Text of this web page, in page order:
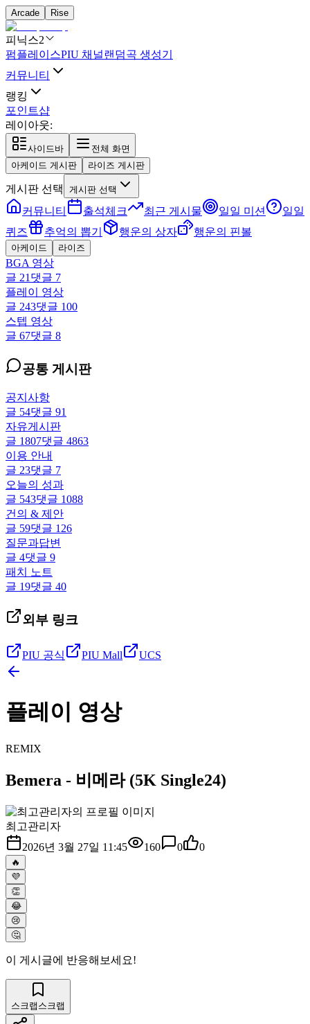
Arcade Rise
피닉스2
펌플레이스PIU 채널랜덤곡 생성기
커뮤니티
랭킹
포인트샵
레이아웃:
사이드바
전체 화면
아케이드 게시판
라이즈 게시판
게시판 선택 게시판 선택
커뮤니티 출석체크 최근 게시물 일일 미션
일일
퀴즈
추억의 뽑기 행운의 상자 행운의 핀볼
아케이드 라이즈
BGA 영상
글 21 댓글 7
플레이 영상
글 243댓글 100
스텝 영상
글 67댓글 8
공통 게시판
공지사항
글 54댓글 91
자유게시판
글 1807댓글 4863
이용 안내
글 23댓글 7
오늘의 성과
글 543댓글 1088
건의 & 제안
글 59댓글 126
질문과답변
글 4댓글 9
패치 노트
글 19댓글 40
외부 링크
PIU 공식 PIU Mall UCS
플레이 영상
REMIX
Bemera - 비메라 (5K Single24)
최고관리자
2026년 3월 27일 11:45
160 0 0
🔥
💜
👏
😂
😢
🤔
이 게시글에 반응해보세요!
스크랩 스크랩